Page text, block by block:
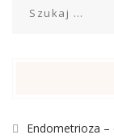
Endometrioza